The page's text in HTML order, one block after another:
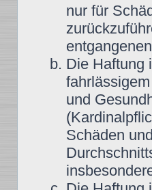
nur für
Die Haftung
und
Schäden